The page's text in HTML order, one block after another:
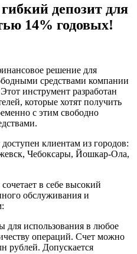
депозит для
14% годовых!
решение для
средствами компании
инструмент разработан
которые хотят получить
с этим свободно
клиентам из городов:
Чебоксары, Йошкар-Ола,
в себе высокий
обслуживания и
для использования в любое
операций. Счет можно
рублей. Допускается